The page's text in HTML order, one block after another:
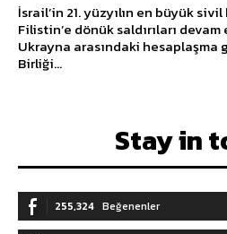
İsrail’in 21. yüzyılın en büyük
Filistin’e dönük saldırıları
Ukrayna arasındaki hesaplaşma
Birliği...
Stay in
255,324 Beğenenler